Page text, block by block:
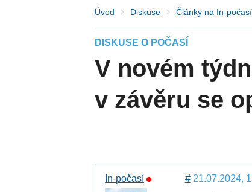
Úvod Diskuse Články na In-počasí
DISKUSE O POČASÍ
V novém
v závěru se
In-počasí #21.07.2024,